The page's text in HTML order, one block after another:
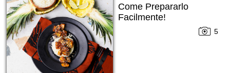
Come Prepararlo
Facilmente!
5